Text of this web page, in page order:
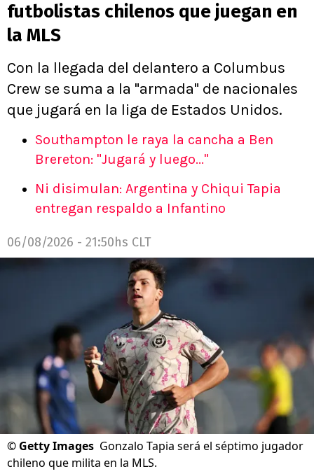
futbolistas chilenos que juegan en
la MLS
Con la llegada del delantero a Columbus
Crew se suma a la "armada" de nacionales
que jugará en la liga de Estados Unidos.
Southampton le raya la cancha a Ben
Brereton: "Jugará y luego..."
Ni disimulan: Argentina y Chiqui Tapia
entregan respaldo a Infantino
06/08/2026 - 21:50hs CLT
© Getty Images Gonzalo Tapia será el séptimo jugador
chileno que milita en la MLS.